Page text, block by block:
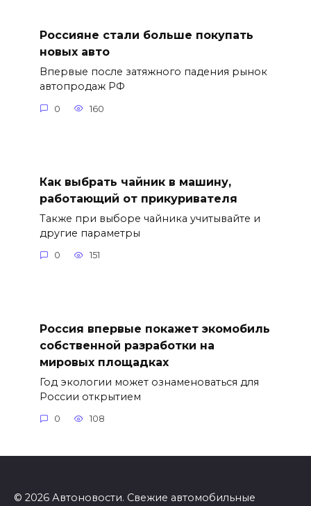
Россияне стали больше покупать
новых авто
Впервые после затяжного падения рынок
автопродаж РФ
0 160
Как выбрать чайник в машину,
работающий от прикуривателя
Также при выборе чайника учитывайте и
другие параметры
0 151
Россия впервые покажет экомобиль
собственной разработки на
мировых площадках
Год экологии может ознаменоваться для
России открытием
0 108
© 2026 Автоновости. Свежие автомобильные